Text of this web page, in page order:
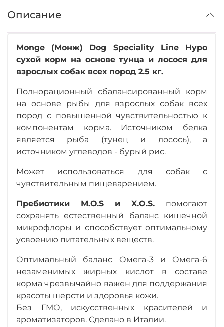
Описание
Monge (Монж) Dog Speciality Line Hypo
сухой корм на основе тунца и лосося для
взрослых собак всех пород 2.5 кг.
Полнорационный сбалансированный корм
на основе рыбы для взрослых собак всех
пород с повышенной чувствительностью к
компонентам корма. Источником белка
является рыба (тунец и лосось), а
источником углеводов - бурый рис.
Может использоваться для собак с
чувствительным пищеварением.
Пребиотики М.О.S и X.O.S. помогают
сохранять естественный баланс кишечной
микрофлоры и способствует оптимальному
усвоению питательных веществ.
Оптимальный баланс Омега-3 и Омега-6
незаменимых жирных кислот в составе
корма чрезвычайно важен для поддержания
красоты шерсти и здоровья кожи.
Без ГМО, искусственных красителей и
ароматизаторов. Сделано в Италии.